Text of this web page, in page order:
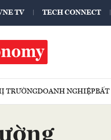
TV TECH CONNECT
TRƯỜNGDOANH NGHIỆPBẤT